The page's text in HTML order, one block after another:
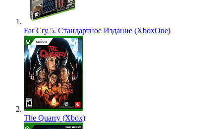
Far Cry 5. Стандартное Издание (XboxOne)
The Quarry (Xbox)